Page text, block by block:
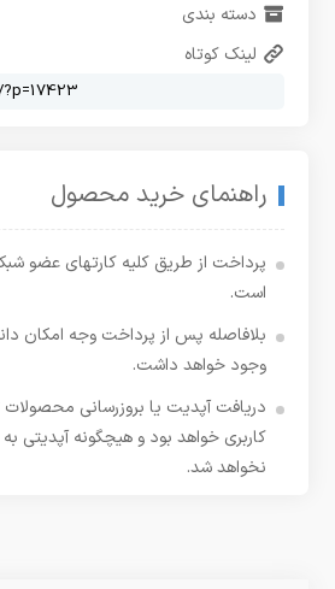
دسته بندی
لینک کوتاه
راهنمای خرید محصول
پرداخت از طریق کلیه کارتهای عضو
است.
بلافاصله پس از پرداخت وجه امکان
وجود خواهد داشت.
دریافت آپدیت یا بروزرسانی محصولات
کاربری خواهد بود و هیچگونه آپدیتی به
نخواهد شد.